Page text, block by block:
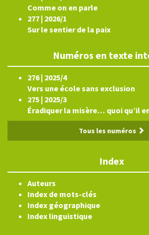
Comme on en parle
277 | 2026/1
Sur le sentier de la paix
Numéros en texte
276 | 2025/4
Vers une école sans exclusion
275 | 2025/3
Éradiquer la misère… quoi qu’il
Tous les numéros
Index
Auteurs
Index de mots-clés
Index géographique
Index linguistique